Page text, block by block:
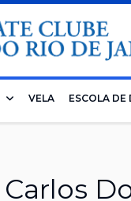
VELA ESCOLA
Carlos